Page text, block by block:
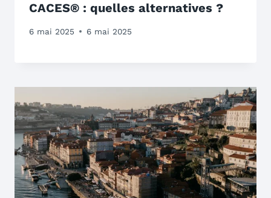
CACES® : quelles alternatives ?
6 mai 2025 6 mai 2025